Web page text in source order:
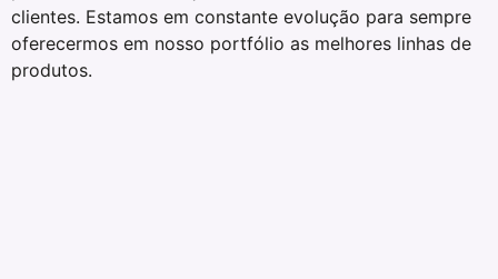
clientes. Estamos em constante evolução para sempre
oferecermos em nosso portfólio as melhores linhas de
produtos.